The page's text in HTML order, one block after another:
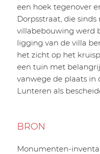
een hoek tegenover
Dorpsstraat, die
villabebouwing werd
ligging van de villa
het zicht op het
een tuin met
vanwege de plaats in
Lunteren als
BRON
Monumenten-